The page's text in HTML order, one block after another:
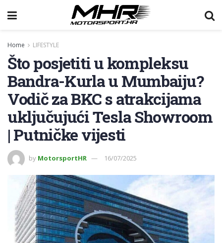
Home LIFESTYLE
Što posjetiti u kompleksu
Bandra-Kurla u Mumbaiju?
Vodič za BKC s atrakcijama
uključujući Tesla Showroom
| Putničke vijesti
by MotorsportHR 16/07/2025